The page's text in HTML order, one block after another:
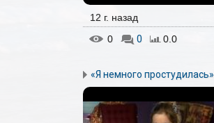
12 г. назад
0
0 0.0
«Я немного простудилась»